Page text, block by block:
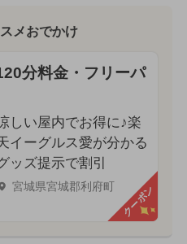
メおでかけ
分料金・フリーパ
しい屋内でお得に♪楽
イーグルス愛が分かる
ッズ提示で割引
宮城県宮城郡利府町 クーポン